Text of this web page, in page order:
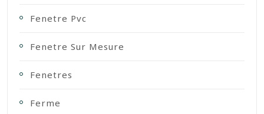
Fenetre Pvc
Fenetre Sur Mesure
Fenetres
Ferme